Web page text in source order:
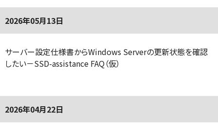
2026年05月13日
サーバー設定仕様書からWindows Serverの更新状態を確認
したい－SSD-assistance FAQ（仮）
2026年04月22日